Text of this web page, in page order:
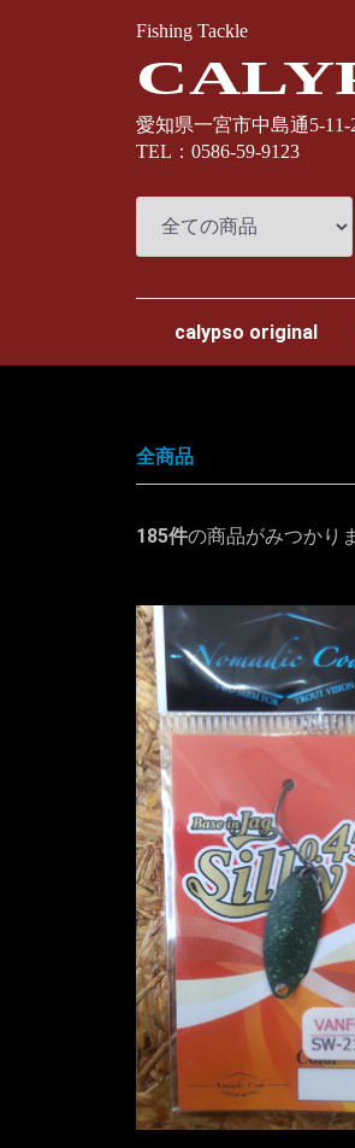
Fishing Tackle
愛知県一宮市中島通5-11-
TEL：0586-59-9123
calypso original
全商品
185件の商品がみつかり